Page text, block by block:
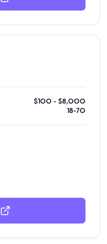
$100 - $8,000
18-70